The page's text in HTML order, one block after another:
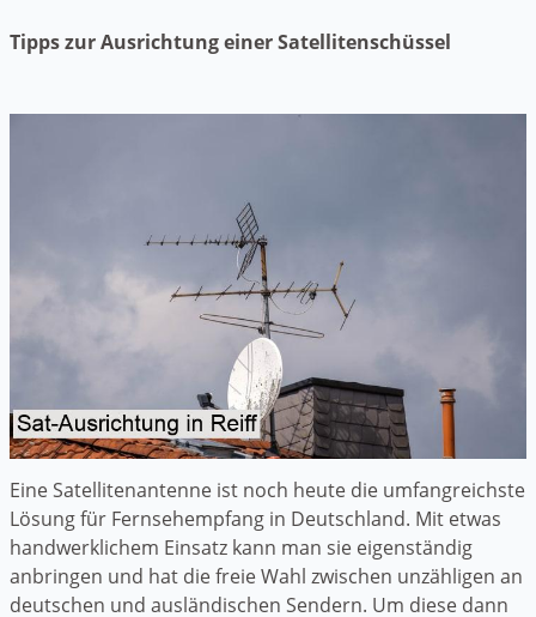
Tipps zur Ausrichtung einer Satellitenschüssel
Eine Satellitenantenne ist noch heute die umfangreichste
Lösung für Fernsehempfang in Deutschland. Mit etwas
handwerklichem Einsatz kann man sie eigenständig
anbringen und hat die freie Wahl zwischen unzähligen an
deutschen und ausländischen Sendern. Um diese dann